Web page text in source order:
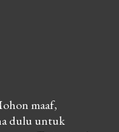
maaf,
dulu untuk